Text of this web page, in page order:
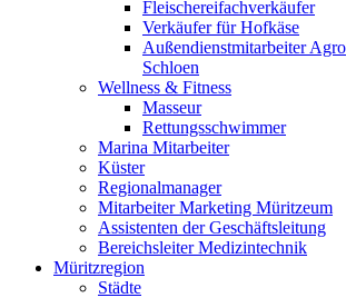
Fleischereifachverkäufer
Verkäufer für Hofkäse
Außendienstmitarbeiter
Schloen
Wellness & Fitness
Masseur
Rettungsschwimmer
Marina Mitarbeiter
Küster
Regionalmanager
Mitarbeiter Marketing Müritzeum
Assistenten der Geschäftsleitung
Bereichsleiter Medizintechnik
Müritzregion
Städte